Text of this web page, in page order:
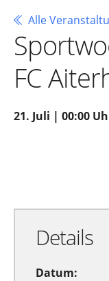
Alle
FC
21. Juli | 00:00
Details
Datum: